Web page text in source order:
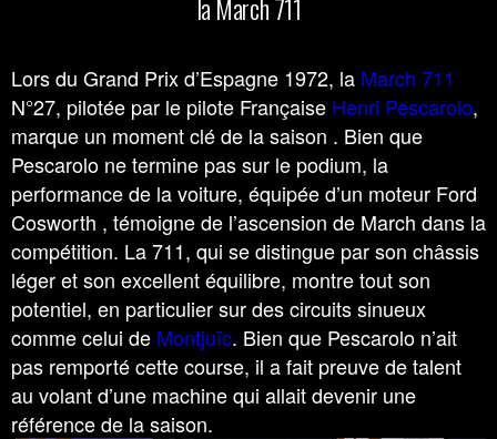
Lors du Grand Prix d’Espagne 1972, la March 711
N°27, pilotée par le pilote Française Henri Pescarolo,
marque un moment clé de la saison . Bien que
Pescarolo ne termine pas sur le podium, la
performance de la voiture, équipée d’un moteur Ford
Cosworth , témoigne de l’ascension de March dans la
compétition. La 711, qui se distingue par son châssis
léger et son excellent équilibre, montre tout son
potentiel, en particulier sur des circuits sinueux
comme celui de Montjuïc. Bien que Pescarolo n’ait
pas remporté cette course, il a fait preuve de talent
au volant d’une machine qui allait devenir une
référence de la saison.